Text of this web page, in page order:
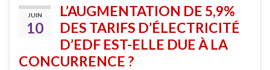
JUIN
10
L’AUGMENTATION DE 5,9%
DES TARIFS D’ÉLECTRICITÉ
D’EDF EST-ELLE DUE À LA
CONCURRENCE ?